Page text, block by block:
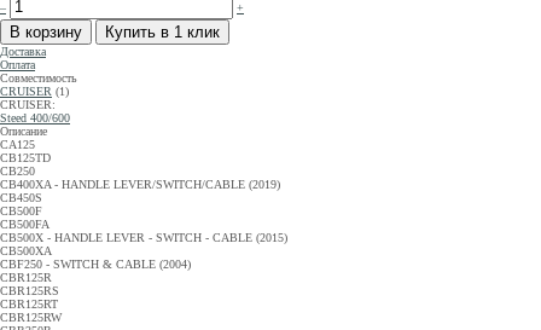
–
+
Доставка
Оплата
Совместимость
CRUISER (1)
CRUISER:
Steed 400/600
Описание
CA125
CB125TD
CB250
CB400XA - HANDLE LEVER/SWITCH/CABLE (2019)
CB450S
CB500F
CB500FA
CB500X - HANDLE LEVER - SWITCH - CABLE (2015)
CB500XA
CBF250 - SWITCH & CABLE (2004)
CBR125R
CBR125RS
CBR125RT
CBR125RW